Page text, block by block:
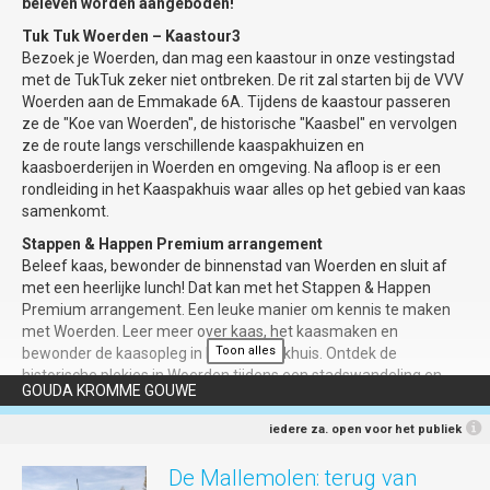
instapwandelingen met een thema, op 29
april ‘Joden in Gouda’. De instapwandeling
‘Poortjes, hofjes en steegjes’ is er elke
woensdag van juni tot en met augustus
tijdens de openlucht antiek- en
brocantemarket Gouds Montmartre.
Schatten uit het Rijks
hoort een bezoek aan Museum Gouda. Het
museum toont tot en met 17 september
de expositie Hoge Luchten, Schatten uit het
Rijks. Een selectie van 40 prachtige
vergezichten en intieme stadsgezichten
van grote meesters uit de depots van het
Rijksmuseum en werken uit het museum
zelf. Hedendaagse kunstenaars Martin &
Inge Riebeek leveren met korte
videoportretten van Goudse inwoners hun
de noemer Stadslucht maakt vrij.
Bij slecht weer spelen de boulers in haar
eigen overdekte Boulodrôme. Jeu de
Boules-ballen kun je lenen van de
vereniging.
Locatie? Petanque Vereniging Gouda,
Sportcomplex de Uiterwaarden,
Kosten?Deelname is geheel gratis,
inclusief elke zondag gratis een kop koffie
of thee.
Aanmelden!Bij voorkeur vooraf via de
websitewww.goudapetanque.nl, waar je
ook nader informatie vindt.
Aanmelden (of vragen om nadere
informatie) kan ook via e-
PRcie@goudapetanque.nl. Graag
emailadres vermelden. Aanmelden kan
Tuk Tuk Woerden – Kaastour3
Bezoek je Woerden, dan mag een kaastour in onze vestingstad
met de TukTuk zeker niet ontbreken. De rit zal starten bij de VVV
Woerden aan de Emmakade 6A. Tijdens de kaastour passeren
ze de "Koe van Woerden", de historische "Kaasbel" en vervolgen
ze de route langs verschillende kaaspakhuizen en
kaasboerderijen in Woerden en omgeving. Na afloop is er een
rondleiding in het Kaaspakhuis waar alles op het gebied van kaas
samenkomt.
Stappen & Happen Premium arrangement
Beleef kaas, bewonder de binnenstad van Woerden en sluit af
met een heerlijke lunch! Dat kan met het Stappen & Happen
Premium arrangement. Een leuke manier om kennis te maken
met Woerden. Leer meer over kaas, het kaasmaken en
bewonder de kaasopleg in het Kaaspakhuis. Ontdek de
historische plekjes in Woerden tijdens een stadswandeling en
maak kennis met culinair Woerden bij één van de restaurants.
Boek het Stappen & Happen arrangement voor slechts €17,50 en
geniet van een rondleiding door het moderne Kaaspakhuis, een
wandeling door de historische binnenstad en proef een beetje
van Woerden met een heerlijke lunch bij één van de
Toon alles
GOUDA KROMME GOUWE
iedere za. open voor het publiek
De Mallemolen: terug van